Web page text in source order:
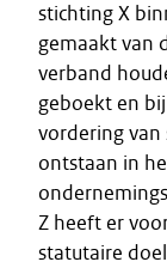
stichting X
gemaakt van
verband
geboekt en
vordering van
ontstaan in
Z heeft er
statutaire